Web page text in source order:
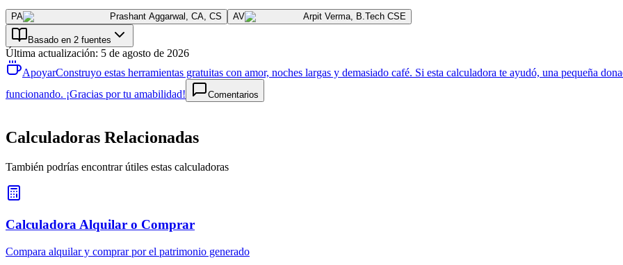
PA Prashant Aggarwal , CA, CS AV Arpit Verma, B.Tech CSE
Basado en 2 fuentes
Última actualización: 5 de agosto de 2026
ApoyarConstruyo estas herramientas gratuitas con amor, noches largas y demasiado café. Si esta calculadora te ayudó, una pequeña
funcionando. ¡Gracias por tu amabilidad!
Comentarios
Calculadoras Relacionadas
También podrías encontrar útiles estas calculadoras
Calculadora Alquilar o Comprar
Compara alquilar y comprar por el patrimonio generado